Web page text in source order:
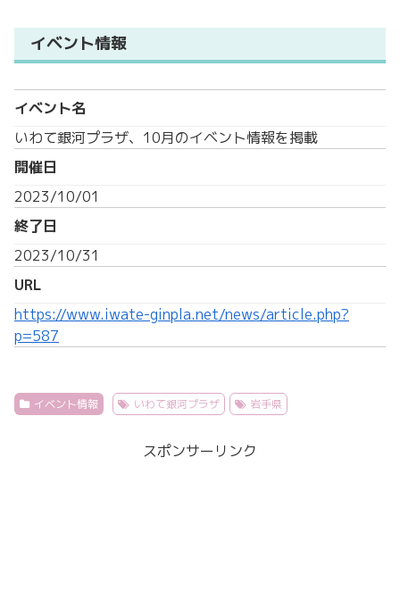
イベント情報
イベント名
いわて銀河プラザ、10月のイベント情報を掲載
開催日
2023/10/01
終了日
2023/10/31
URL
https://www.iwate-ginpla.net/news/article.php?
p=587
イベント情報 いわて銀河プラザ 岩手県
スポンサーリンク